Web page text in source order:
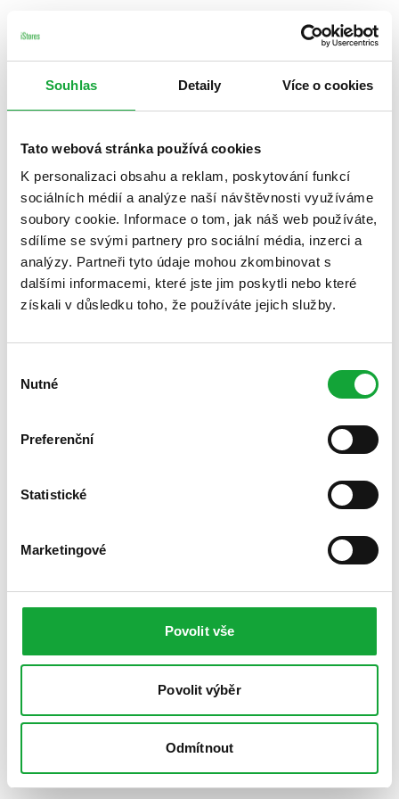
Souhlas Detaily Více o cookies
Tato webová stránka používá cookies
K personalizaci obsahu a reklam, poskytování funkcí
sociálních médií a analýze naší návštěvnosti využíváme
soubory cookie. Informace o tom, jak náš web používáte,
sdílíme se svými partnery pro sociální média, inzerci a
analýzy. Partneři tyto údaje mohou zkombinovat s
dalšími informacemi, které jste jim poskytli nebo které
získali v důsledku toho, že používáte jejich služby.
souhlasu
Nutné
Preferenční
Statistické
Marketingové
Povolit vše
Povolit výběr
Odmítnout